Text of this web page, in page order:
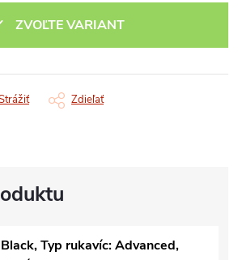
ZVOĽTE VARIANT
Zdieľať
Typ rukavíc: Advanced,